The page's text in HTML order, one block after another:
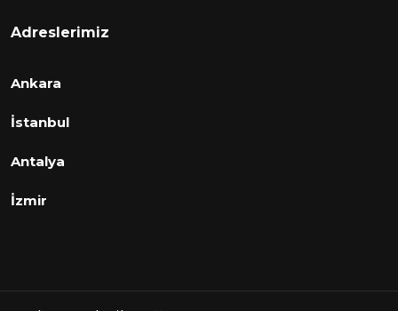
Adreslerimiz
Ankara
İstanbul
Antalya
İzmir